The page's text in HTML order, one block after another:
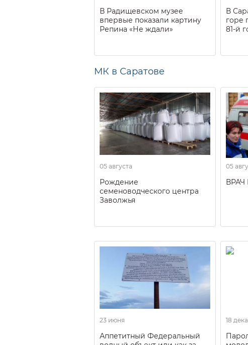
В Радищевском музее
впервые показали картину
Репина «Не ждали»
В
горе
81-й
МК в Саратове
05 августа
Рождение
семеноводческого центра
Заволжья
05
23 июня
Аппетитный Федеральный
18